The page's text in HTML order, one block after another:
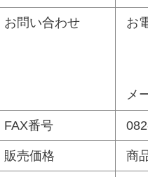
お問い合わせ
お
メ
FAX番号
販売価格 商